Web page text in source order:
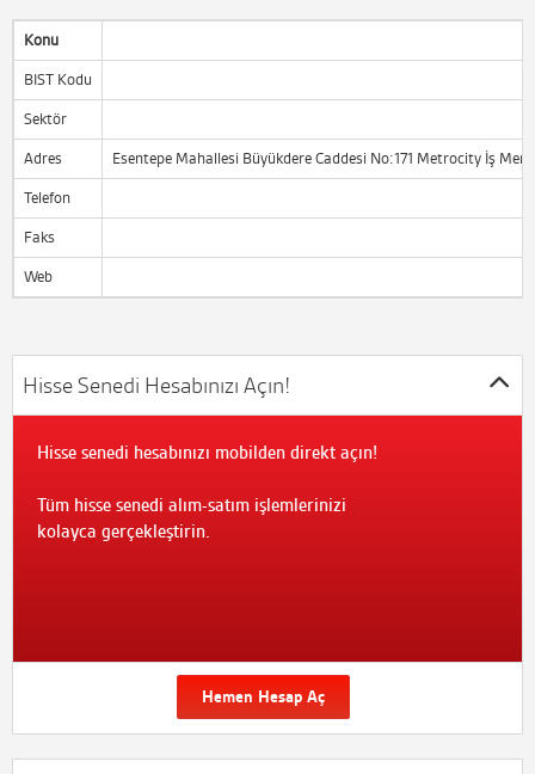
Konu
BIST Kodu
Sektör
Adres Esentepe Mahallesi Büyükdere Caddesi No:171 Metrocity İş
Telefon
Faks
Web
Hisse Senedi Hesabınızı Açın!
Hisse senedi hesabınızı mobilden direkt açın!
Tüm hisse senedi alım-satım işlemlerinizi
kolayca gerçekleştirin.
Hemen Hesap Aç